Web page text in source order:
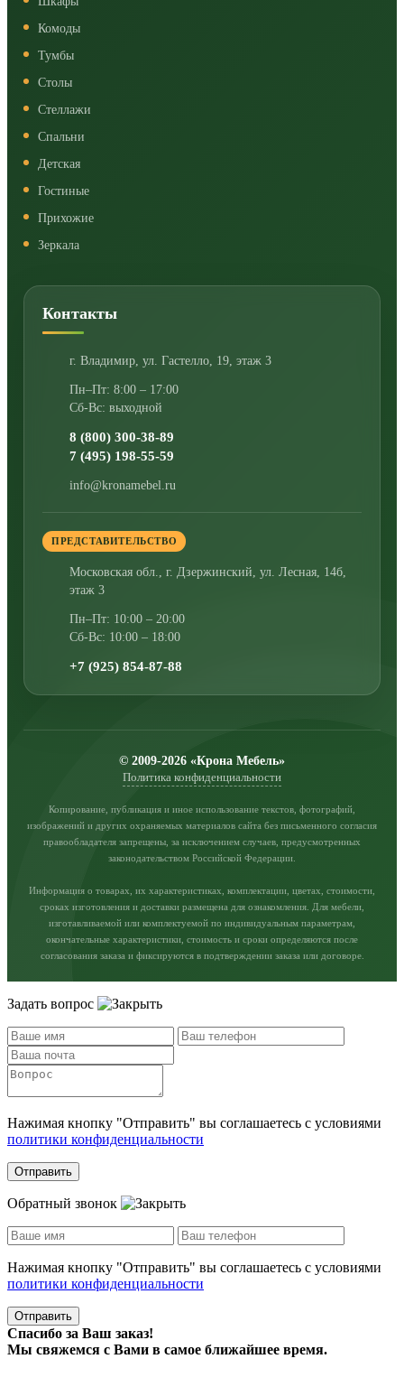
Комоды
Тумбы
Столы
Стеллажи
Спальни
Детская
Гостиные
Прихожие
Зеркала
Контакты
г. Владимир ул. Гастелло, 19, этаж 3
Пн–Пт: 8:00 – 17:00
Сб-Вс: выходной
8 (800) 300-38-89
7 (495) 198-55-59
info@kronamebel.ru
ПРЕДСТАВИТЕЛЬСТВО
Московская обл., г. Дзержинский ул. Лесная, 14б,
этаж 3
Пн–Пт: 10:00 – 20:00
Сб-Вс: 10:00 – 18:00
+7 (925) 854-87-88
© 2009-2026 «Крона Мебель»
Политика конфиденциальности
Копирование, публикация и иное использование текстов, фотографий,
изображений и других охраняемых материалов сайта без письменного согласия
правообладателя запрещены, за исключением случаев, предусмотренных
законодательством Российской Федерации.
Информация о товарах, их характеристиках, комплектации, цветах, стоимости,
сроках изготовления и доставки размещена для ознакомления. Для мебели,
изготавливаемой или комплектуемой по индивидуальным параметрам,
окончательные характеристики, стоимость и сроки определяются после
согласования заказа и фиксируются в подтверждении заказа или договоре.
Задать вопрос
Нажимая кнопку "Отправить" вы соглашаетесь с условиями
политики конфиденциальности
Отправить
Обратный звонок
Нажимая кнопку "Отправить" вы соглашаетесь с условиями
политики конфиденциальности
Отправить
Спасибо за Ваш заказ!
Мы свяжемся с Вами в самое ближайшее время.